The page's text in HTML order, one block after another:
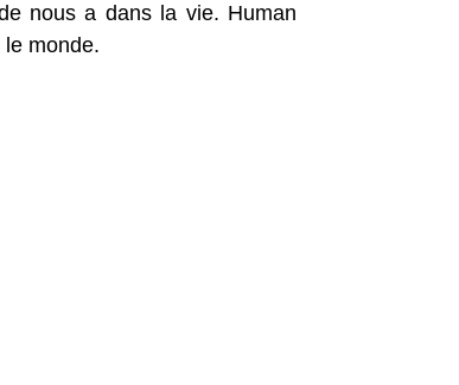
nous a dans la vie. Human
monde.